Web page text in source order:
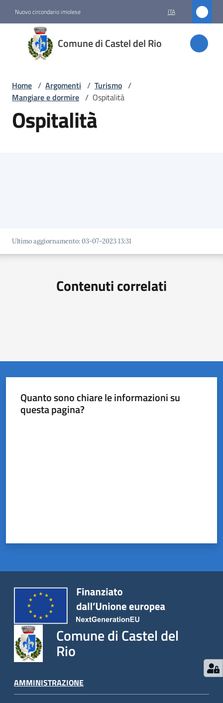
Nuovo circondario imolese ITA
Comune di Castel del Rio
Comune
di
Castel
Amministrazione
Rio
argomenti
Home / Argomenti / Turismo /
Mangiare e dormire / Ospitalità
Ospitalità
Ultimo aggiornamento:03-07-2023 13:31
Contenuti correlati
Quanto sono chiare le informazioni su
questa pagina?
Comune di Castel del
Rio
AMMINISTRAZIONE